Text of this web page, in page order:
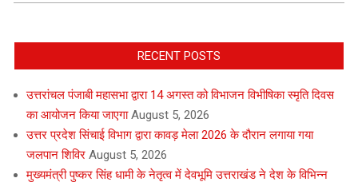
RECENT POSTS
उत्तरांचल पंजाबी महासभा द्वारा 14 अगस्त को विभाजन विभीषिका स्मृति दिवस
का आयोजन किया जाएगा August 5, 2026
उत्तर प्रदेश सिंचाई विभाग द्वारा कावड़ मेला 2026 के दौरान लगाया गया
जलपान शिविर August 5, 2026
मुख्यमंत्री पुष्कर सिंह धामी के नेतृत्व में देवभूमि उत्तराखंड ने देश के विभिन्न